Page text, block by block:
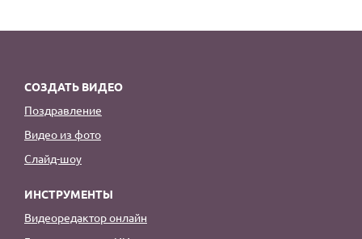
СОЗДАТЬ ВИДЕО
Поздравление
Видео из фото
Слайд-шоу
ИНСТРУМЕНТЫ
Видеоредактор онлайн